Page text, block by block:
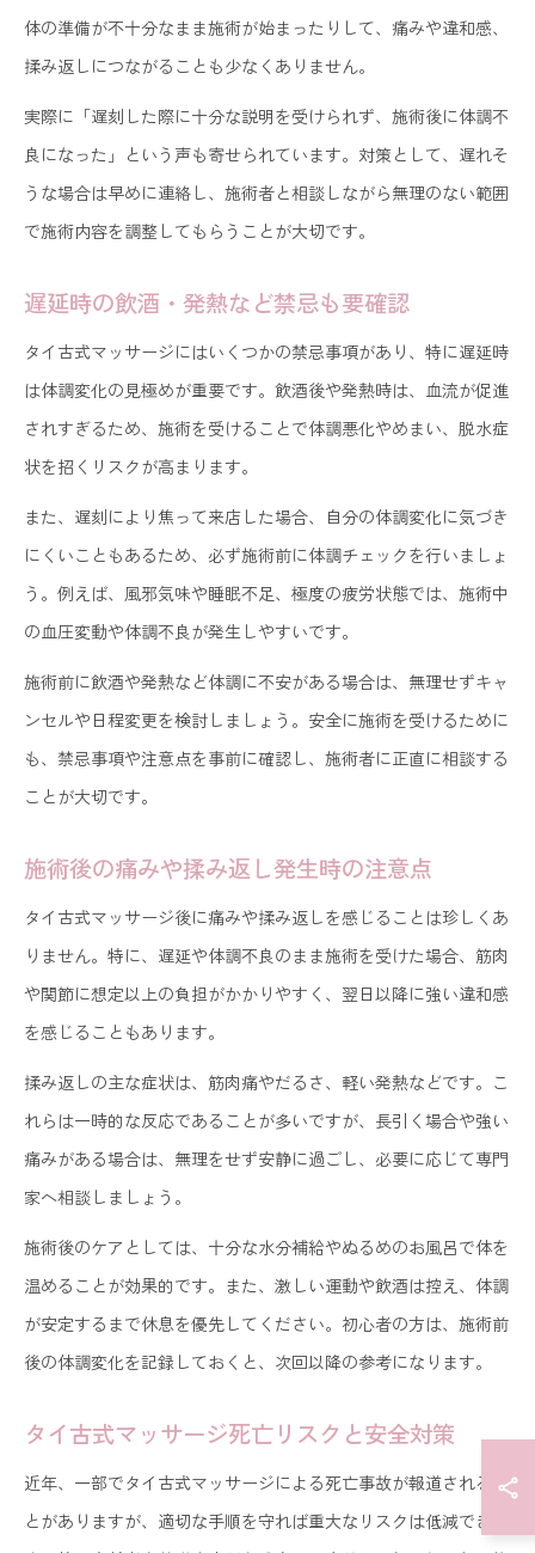
体の準備が不十分なまま施術が始まったりして、痛みや違和感、
揉み返しにつながることも少なくありません。
実際に「遅刻した際に十分な説明を受けられず、施術後に体調不
良になった」という声も寄せられています。対策として、遅れそ
うな場合は早めに連絡し、施術者と相談しながら無理のない範囲
で施術内容を調整してもらうことが大切です。
遅延時の飲酒・発熱など禁忌も要確認
タイ古式マッサージにはいくつかの禁忌事項があり、特に遅延時
は体調変化の見極めが重要です。飲酒後や発熱時は、血流が促進
されすぎるため、施術を受けることで体調悪化やめまい、脱水症
状を招くリスクが高まります。
また、遅刻により焦って来店した場合、自分の体調変化に気づき
にくいこともあるため、必ず施術前に体調チェックを行いましょ
う。例えば、風邪気味や睡眠不足、極度の疲労状態では、施術中
の血圧変動や体調不良が発生しやすいです。
施術前に飲酒や発熱など体調に不安がある場合は、無理せずキャ
ンセルや日程変更を検討しましょう。安全に施術を受けるために
も、禁忌事項や注意点を事前に確認し、施術者に正直に相談する
ことが大切です。
施術後の痛みや揉み返し発生時の注意点
タイ古式マッサージ後に痛みや揉み返しを感じることは珍しくあ
りません。特に、遅延や体調不良のまま施術を受けた場合、筋肉
や関節に想定以上の負担がかかりやすく、翌日以降に強い違和感
を感じることもあります。
揉み返しの主な症状は、筋肉痛やだるさ、軽い発熱などです。こ
れらは一時的な反応であることが多いですが、長引く場合や強い
痛みがある場合は、無理をせず安静に過ごし、必要に応じて専門
家へ相談しましょう。
施術後のケアとしては、十分な水分補給やぬるめのお風呂で体を
温めることが効果的です。また、激しい運動や飲酒は控え、体調
が安定するまで休息を優先してください。初心者の方は、施術前
後の体調変化を記録しておくと、次回以降の参考になります。
タイ古式マッサージ死亡リスクと安全対策
近年、一部でタイ古式マッサージによる死亡事故が報道されるこ
とがありますが、適切な手順を守れば重大なリスクは低減できま